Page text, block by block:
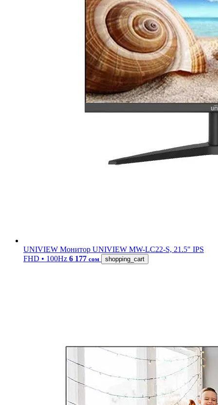
UNIVIEW Монитор UNIVIEW MW-LC22-S, 21.5" IPS
FHD • 100Hz 6 177 сом shopping_cart